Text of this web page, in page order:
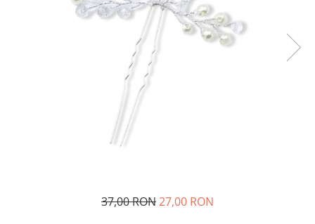
37,00 RON27,00 RON